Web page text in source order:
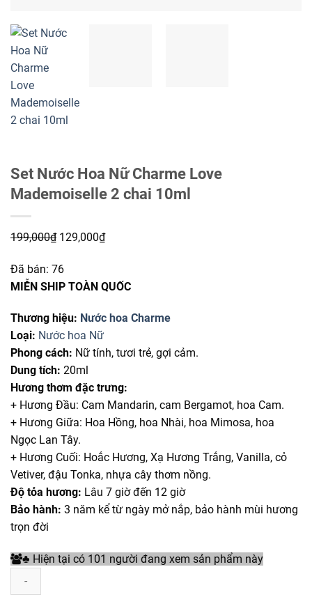
Set Nước Hoa Nữ Charme Love
Mademoiselle 2 chai 10ml
199,000₫ Giá
là:
199,000₫.
129,000₫Giá
là:
Đã bán: 76
MIỄN SHIP TOÀN QUỐC
Thương hiệu: Nước hoa Charme
Loại: Nước hoa Nữ
Phong cách: Nữ tính, tươi trẻ, gợi cảm.
Dung tích: 20ml
Hương thơm đặc trưng:
+ Hương Đầu: Cam Mandarin, cam Bergamot, hoa Cam.
+ Hương Giữa: Hoa Hồng, hoa Nhài, hoa Mimosa, hoa
Ngọc Lan Tây.
+ Hương Cuối: Hoắc Hương, Xạ Hương Trắng, Vanilla, cỏ
Vetiver, đậu Tonka, nhựa cây thơm nồng.
Độ tỏa hương: Lâu 7 giờ đến 12 giờ
Bảo hành: 3 năm kể từ ngày mở nắp, bảo hành mùi hương
trọn đời
♣ Hiện tại có 101 người đang xem sản phẩm này